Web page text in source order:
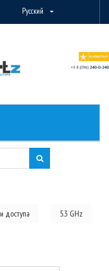
Русский
доступа 5.3 GHz